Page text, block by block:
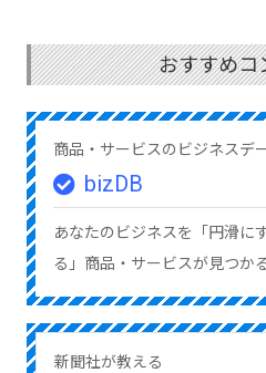
おすすめコ
商品・サービスのビジネスデ
bizDB
あなたのビジネスを「円滑に
る」商品・サービスが見つか
新聞社が教える